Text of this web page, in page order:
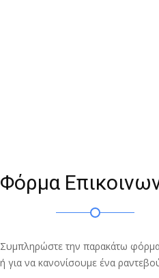
Φόρμα
Συμπληρώστε την παρακάτω
ή για να κανονίσουμε ένα